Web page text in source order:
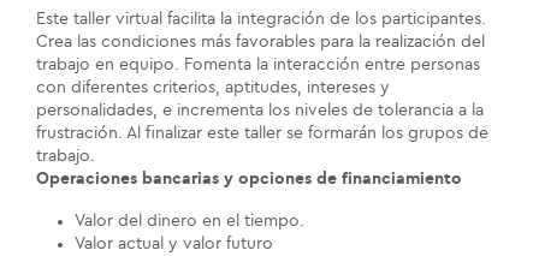
Este taller virtual facilita la integración de los participantes.
Crea las condiciones más favorables para la realización del
trabajo en equipo. Fomenta la interacción entre personas
con diferentes criterios, aptitudes, intereses y
personalidades, e incrementa los niveles de tolerancia a la
frustración. Al finalizar este taller se formarán los grupos de
trabajo.
Operaciones bancarias y opciones de financiamiento
Valor del dinero en el tiempo.
Valor actual y valor futuro